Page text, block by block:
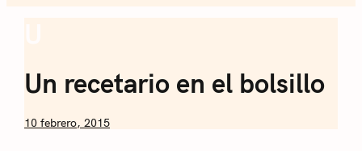
Café
Un recetario en el bolsillo
by
10 febrero, 2015